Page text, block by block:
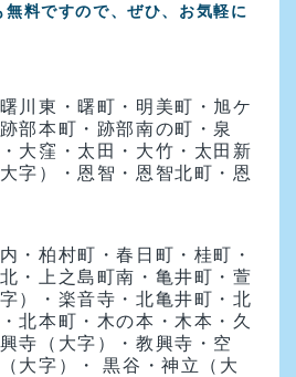
無料ですので、ぜひ、お気軽に
川東・曙町・明美町・旭ケ
部本町・跡部南の町・泉
大窪・太田・大竹・太田新
字）・恩智・恩智北町・恩
・柏村町・春日町・桂町・
・上之島町南・亀井町・萱
）・楽音寺・北亀井町・北
北本町・木の本・木本・久
寺（大字）・教興寺・空
大字）・ 黒谷・神立（大